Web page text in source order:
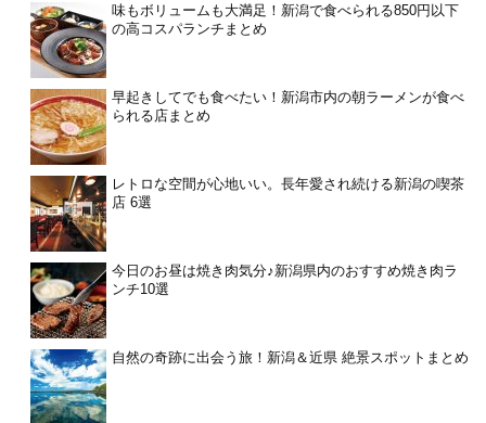
味もボリュームも大満足！新潟で食べられる850円以下
の高コスパランチまとめ
早起きしてでも食べたい！新潟市内の朝ラーメンが食べ
られる店まとめ
レトロな空間が心地いい。長年愛され続ける新潟の喫茶
店 6選
今日のお昼は焼き肉気分♪新潟県内のおすすめ焼き肉ラ
ンチ10選
自然の奇跡に出会う旅！新潟＆近県 絶景スポットまとめ